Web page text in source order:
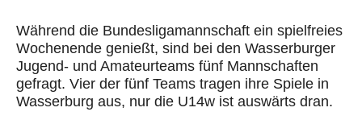
Während die Bundesligamannschaft ein spielfreies
Wochenende genießt, sind bei den Wasserburger
Jugend- und Amateurteams fünf Mannschaften
gefragt. Vier der fünf Teams tragen ihre Spiele in
Wasserburg aus, nur die U14w ist auswärts dran.